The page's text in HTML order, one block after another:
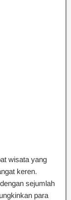
wisata yang
keren.
sejumlah
para